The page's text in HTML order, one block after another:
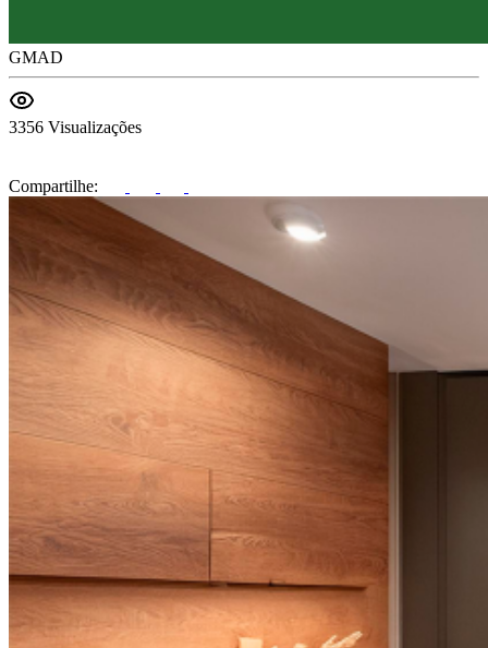
GMAD
3356 Visualizações
Compartilhe: